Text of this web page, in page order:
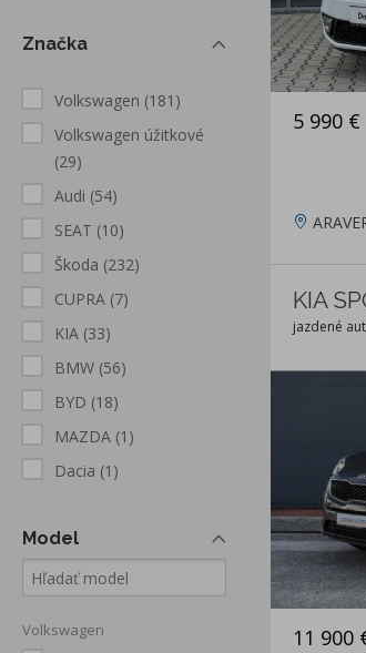
Značka
Volkswagen (181)
Volkswagen úžitkové
(29)
Audi (54)
SEAT (10)
Škoda (232)
CUPRA (7)
KIA (33)
BMW (56)
BYD (18)
MAZDA (1)
Dacia (1)
Model
Volkswagen
5 990 €
KIA
jazdené
11 900